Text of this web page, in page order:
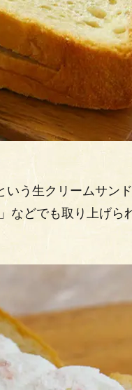
う生クリームサン
などでも取り上げら